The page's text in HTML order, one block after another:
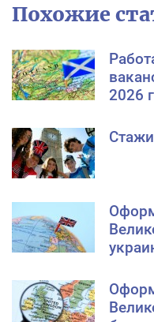
Похожие
2026